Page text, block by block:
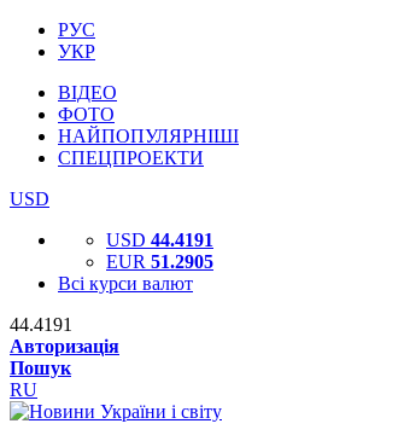
РУС
УКР
ВІДЕО
ФОТО
НАЙПОПУЛЯРНІШІ
СПЕЦПРОЕКТИ
USD
USD 44.4191
EUR 51.2905
Всі курси валют
44.4191
Авторизація
Пошук
RU